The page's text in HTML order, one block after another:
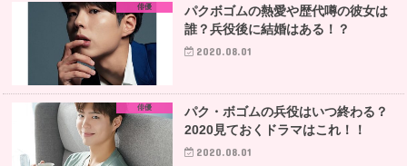
俳優
パクボゴムの熱愛や歴代噂の彼女は
誰？兵役後に結婚はある！？
2020.08.01
俳優
パク・ボゴムの兵役はいつ終わる？
2020見ておくドラマはこれ！！
2020.08.01